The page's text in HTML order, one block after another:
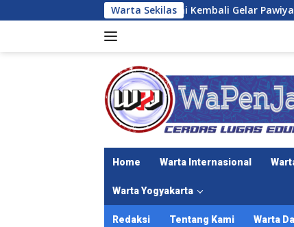
ke
Warta Sekilas
Mangkubumi Kembali Gelar Pawiyatan “Ilmu Kasunyatan”
Home Warta Internasional
Warta Yogyakarta
Redaksi Tentang Kami Warta